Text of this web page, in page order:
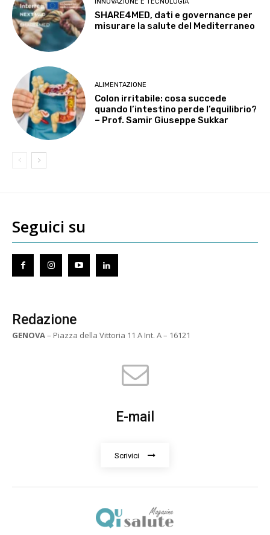
INNOVAZIONE E TECNOLOGIA
SHARE4MED, dati e governance per
misurare la salute del Mediterraneo
ALIMENTAZIONE
Colon irritabile: cosa succede
quando l’intestino perde l’equilibrio?
– Prof. Samir Giuseppe Sukkar
Seguici su
Redazione
GENOVA– Piazza della Vittoria 11 A Int. A – 16121
E-mail
Scrivici